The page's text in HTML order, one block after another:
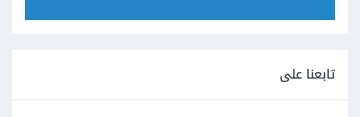
تابعنا على